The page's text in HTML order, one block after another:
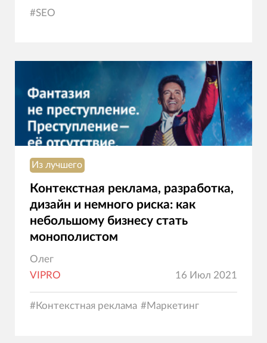
#SEO
Из лучшего
Контекстная реклама, разработка,
дизайн и немного риска: как
небольшому бизнесу стать
монополистом
Олег
VIPRO
16 Июл 2021
#Контекстная реклама #Маркетинг